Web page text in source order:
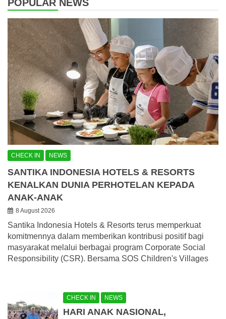
POPULAR NEWS
CHECK IN NEWS
SANTIKA INDONESIA HOTELS & RESORTS
KENALKAN DUNIA PERHOTELAN KEPADA
ANAK-ANAK
8 August 2026
Santika Indonesia Hotels & Resorts terus memperkuat
komitmennya dalam memberikan kontribusi positif bagi
masyarakat melalui berbagai program Corporate Social
Responsibility (CSR). Bersama SOS Children's Villages
CHECK IN NEWS
HARI ANAK NASIONAL,